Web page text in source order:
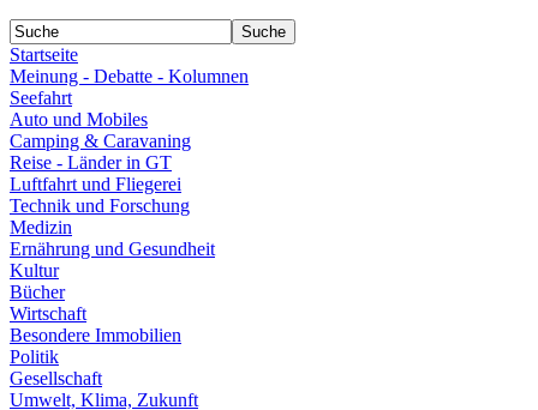
Startseite
Meinung - Debatte - Kolumnen
Seefahrt
Auto und Mobiles
Camping & Caravaning
Reise - Länder in GT
Luftfahrt und Fliegerei
Technik und Forschung
Medizin
Ernährung und Gesundheit
Kultur
Bücher
Wirtschaft
Besondere Immobilien
Politik
Gesellschaft
Umwelt, Klima, Zukunft